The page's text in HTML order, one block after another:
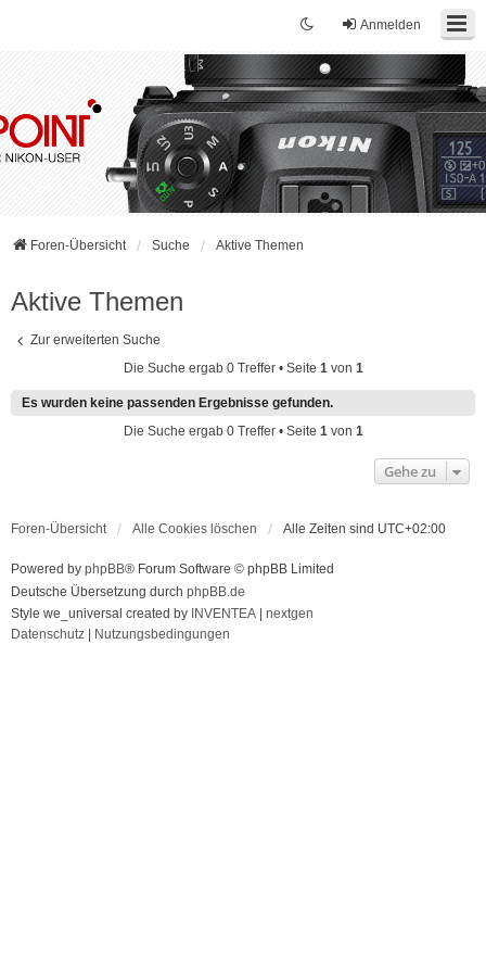
Anmelden
Foren-Übersicht Suche Aktive Themen
Aktive Themen
Zur erweiterten Suche
Die Suche ergab 0 Treffer • Seite 1von 1
Es wurden keine passenden Ergebnisse gefunden.
Die Suche ergab 0 Treffer • Seite 1von 1
Gehe zu
Foren-Übersicht Alle Cookies löschen Alle Zeiten sind UTC+02:00
Powered by phpBB® Forum Software © phpBB Limited
Deutsche Übersetzung durch phpBB.de
Style we_universal created by INVENTEA
nextgen
Datenschutz
Nutzungsbedingungen